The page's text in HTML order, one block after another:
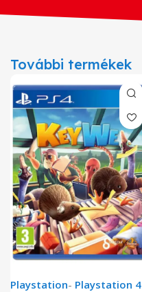
További termékek
Playstation- Playstation 4